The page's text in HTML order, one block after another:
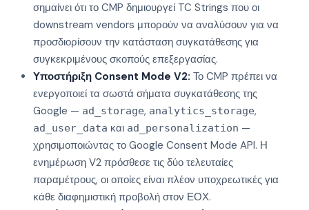
σημαίνει ότι το CMP δημιουργεί TC Strings που οι
downstream vendors μπορούν να αναλύσουν για να
προσδιορίσουν την κατάσταση συγκατάθεσης για
συγκεκριμένους σκοπούς επεξεργασίας.
Υποστήριξη Consent Mode V2: Το CMP πρέπει να
ενεργοποιεί τα σωστά σήματα συγκατάθεσης της
Google — ad_storage, analytics_storage,
ad_user_data και ad_personalization —
χρησιμοποιώντας το Google Consent Mode API. Η
ενημέρωση V2 πρόσθεσε τις δύο τελευταίες
παραμέτρους, οι οποίες είναι πλέον υποχρεωτικές για
κάθε διαφημιστική προβολή στον ΕΟΧ.